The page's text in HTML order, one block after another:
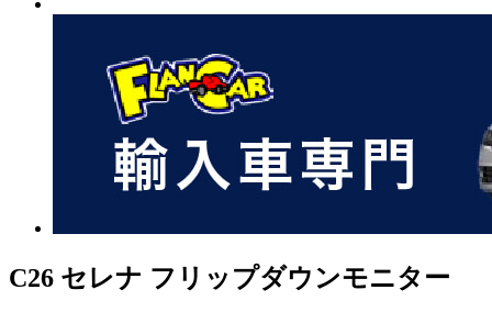
C26 セレナ フリップダウンモニター